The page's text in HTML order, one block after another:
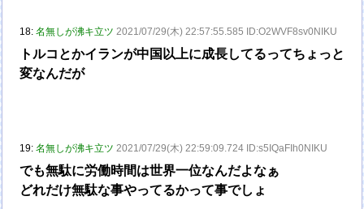
18:名無しが沸キ立ツ 2021/07/29(木) 22:57:55.585 ID:O2WVF8sv0NIKU
トルコとかイランが中国以上に成長してるってちょっと
変なんだが
19:名無しが沸キ立ツ 2021/07/29(木) 22:59:09.724 ID:s5IQaFIh0NIKU
でも無駄に労働時間は世界一位なんだよなぁ
どれだけ無駄な事やってるかって事でしょ